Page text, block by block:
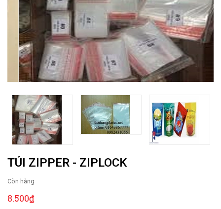
TÚI ZIPPER - ZIPLOCK
Còn hàng
8.500₫